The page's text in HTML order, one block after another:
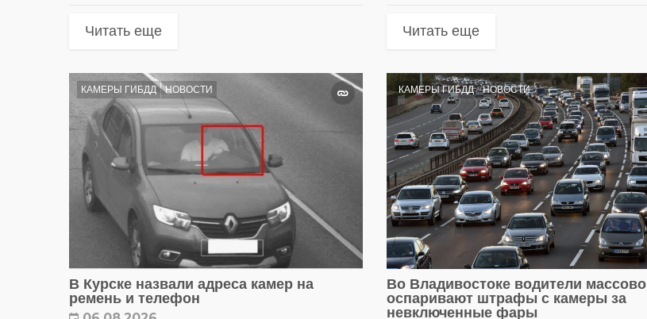
Читать еще Читать еще
КАМЕРЫ ГИБДД НОВОСТИ
В Курске назвали адреса камер на
ремень и телефон
КАМЕРЫ ГИБДД НОВОСТИ
Во Владивостоке водители массово
оспаривают штрафы с камеры за
невключенные фары